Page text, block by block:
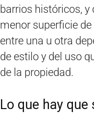
barrios históricos,
menor superficie
entre una u otra
de estilo y del uso
de la propiedad.
Lo que hay